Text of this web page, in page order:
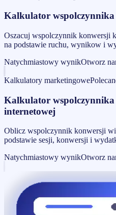
Kalkulator
Oszacuj wspolczynnik konwersji
na podstawie ruchu, wynikow i
Natychmiastowy wynikOtworz
Kalkulatory marketingowe
Kalkulator
internetowej
Oblicz wspolczynnik konwersji
podstawie sesji, konwersji i
Natychmiastowy wynikOtworz